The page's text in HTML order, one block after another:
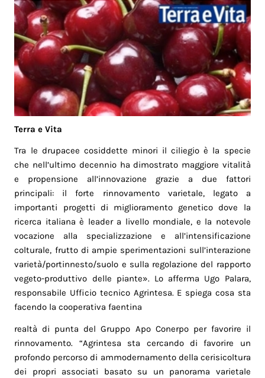
Terra e Vita
Tra le drupacee cosiddette minori il ciliegio è la specie
che nell’ultimo decennio ha dimostrato maggiore vitalità
e propensione all’innovazione grazie a due fattori
principali: il forte rinnovamento varietale, legato a
importanti progetti di miglioramento genetico dove la
ricerca italiana è leader a livello mondiale, e la notevole
vocazione alla specializzazione e all’intensificazione
colturale, frutto di ampie sperimentazioni sull’interazione
varietà/portinnesto/suolo e sulla regolazione del rapporto
vegeto-produttivo delle piante». Lo afferma Ugo Palara,
responsabile Ufficio tecnico Agrintesa. E spiega cosa sta
facendo la cooperativa faentina
realtà di punta del Gruppo Apo Conerpo per favorire il
rinnovamento. “Agrintesa sta cercando di favorire un
profondo percorso di ammodernamento della cerisicoltura
dei propri associati basato su un panorama varietale